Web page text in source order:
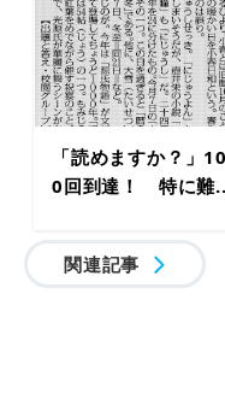
「読めますか？」
0回到達！ 特に難
関連記事